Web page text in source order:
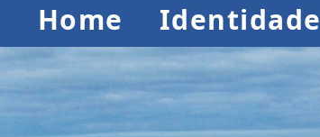
Home Identidade